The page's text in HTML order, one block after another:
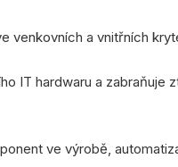
venkovních a vnitřních
IT hardwaru a zabraňuje
ve výrobě,